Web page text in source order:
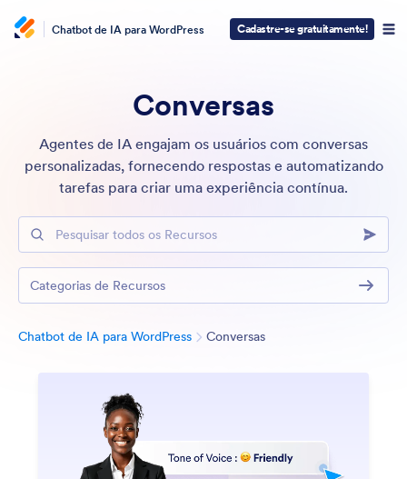
Chatbot de IA para WordPress Cadastre-se gratuitamente!
Conversas
Agentes de IA engajam os usuários com conversas
personalizadas, fornecendo respostas e automatizando
tarefas para criar uma experiência contínua.
Pesquisar todos os Recursos
Chatbot de IA para WordPress ConversasCategoria
Categorias de Recursos